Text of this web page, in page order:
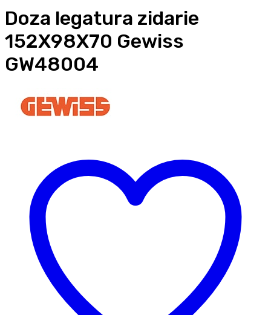
Doza legatura zidarie
152X98X70 Gewiss
GW48004